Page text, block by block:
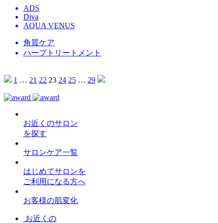
ADS
Diva
AQUA VENUS
角質ケア
ハーブトリートメント
1 … 21 22 23 24 25 … 29
お近くのサロン
を探す
サロンケア一覧
はじめてサロンを
ご利用になる方へ
お客様の肌変化
お近くの